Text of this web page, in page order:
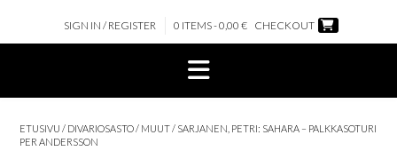
SIGN IN / REGISTER 0 ITEMS - 0,00 € CHECKOUT
ETUSIVU / DIVARIOSASTO/ MUUT/ SARJANEN, PETRI: SAHARA – PALKKASOTURI
PER ANDERSSON